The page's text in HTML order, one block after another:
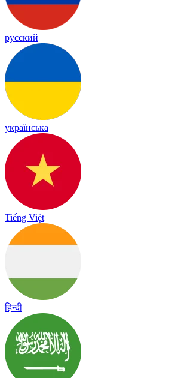
русский
українська
Tiếng Việt
हिन्दी